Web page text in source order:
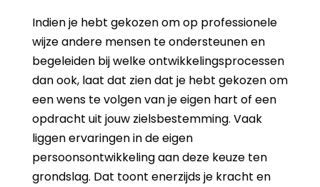
Indien je hebt gekozen om op professionele
wijze andere mensen te ondersteunen en
begeleiden bij welke ontwikkelingsprocessen
dan ook, laat dat zien dat je hebt gekozen om
een wens te volgen van je eigen hart of een
opdracht uit jouw zielsbestemming. Vaak
liggen ervaringen in de eigen
persoonsontwikkeling aan deze keuze ten
grondslag. Dat toont enerzijds je kracht en